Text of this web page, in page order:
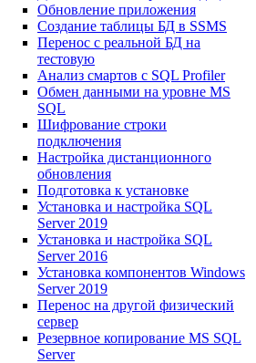
Обновление приложения
Создание таблицы БД в SSMS
Перенос с реальной БД на
тестовую
Анализ смартов с SQL Profiler
Обмен данными на уровне MS
SQL
Шифрование строки
подключения
Настройка дистанционного
обновления
Подготовка к установке
Установка и настройка SQL
Server 2019
Установка и настройка SQL
Server 2016
Установка компонентов Windows
Server 2019
Перенос на другой физический
сервер
Резервное копирование MS SQL
Server